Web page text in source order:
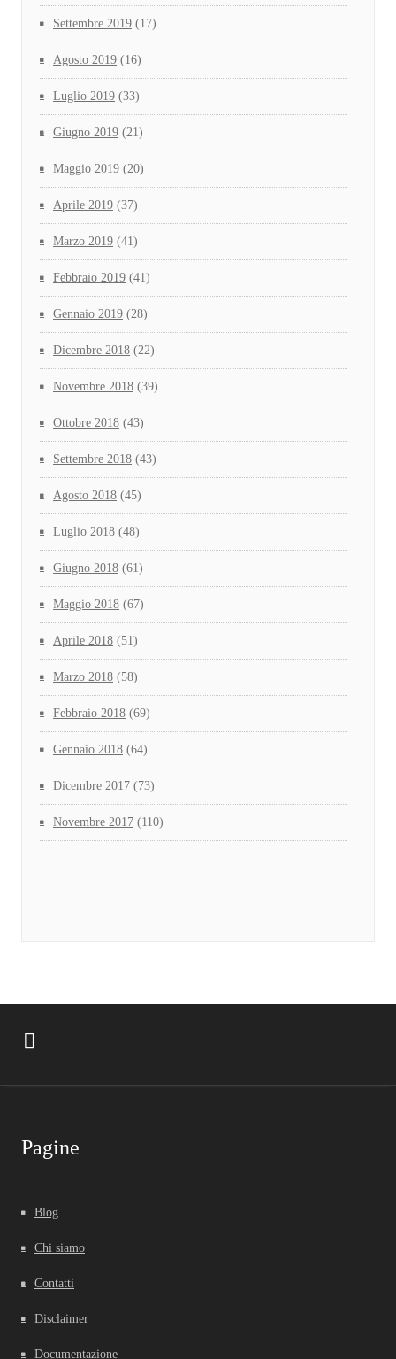
Settembre 2019 (17)
Agosto 2019 (16)
Luglio 2019 (33)
Giugno 2019 (21)
Maggio 2019 (20)
Aprile 2019 (37)
Marzo 2019 (41)
Febbraio 2019 (41)
Gennaio 2019 (28)
Dicembre 2018 (22)
Novembre 2018 (39)
Ottobre 2018 (43)
Settembre 2018 (43)
Agosto 2018 (45)
Luglio 2018 (48)
Giugno 2018 (61)
Maggio 2018 (67)
Aprile 2018 (51)
Marzo 2018 (58)
Febbraio 2018 (69)
Gennaio 2018 (64)
Dicembre 2017 (73)
Novembre 2017 (110)
Pagine
Blog
Chi siamo
Contatti
Disclaimer
Documentazione